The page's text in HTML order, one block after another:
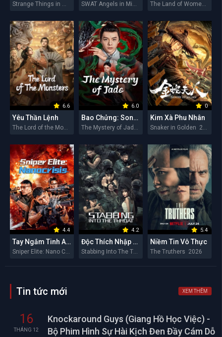
The Land of Women 2026
6.6
Yêu Thần Lệnh
The Lord of the Monsters 2026
6.0
Bao Chửng: Song Ngư Quỷ Sự
The Mystery of Jade 2026
0
Kim Xà Phu Nhân
Snaker in Golden 2026
4.4
Tay Ngắm Tinh Anh: Nguy Cơ Nano
4.2
Độc Thích Nhập Hầu
Stabbing Into The Throat 2026
5.4
Niềm Tin Vô Thực
The Truthers 2026
Tin tức mới XEM THÊM
16
THÁNG 12
Knockaround Guys (Giang Hồ Học Việc) -
Bộ Phim Hình Sự Hài Kịch Đen Đầy Cám Dỗ